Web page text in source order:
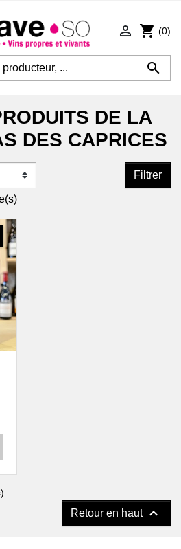

 shopping_cart (0)
DE LA
DES CAPRICES
Filtrer
Retour en haut 